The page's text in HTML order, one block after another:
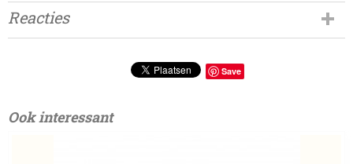
Reacties
Save
Ook interessant